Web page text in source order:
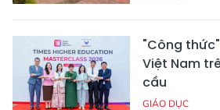
"Công
Việt Nam
cầu
GIÁO DỤC